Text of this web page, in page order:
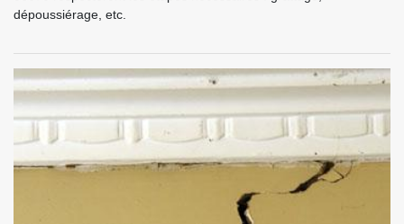
dépoussiérage, etc.